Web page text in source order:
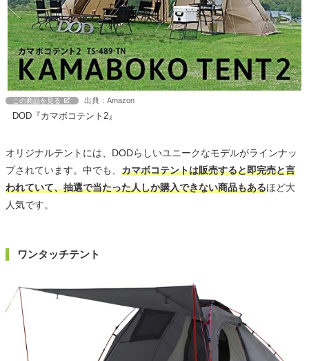
この商品を見る 出典：Amazon
DOD『カマボコテント2』
オリジナルテントには、DODらしいユニークなモデルがラインナッ
プされています。中でも、 カマボコテントは販売すると即完売と言
われていて、抽選で当たった人しか購入できない商品もあるほど大
人気です。
ワンタッチテント